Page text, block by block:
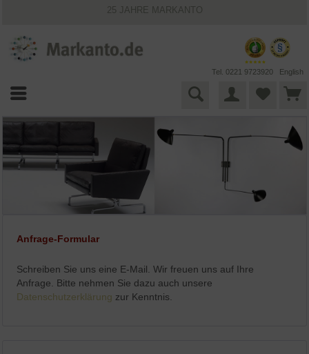
25 JAHRE MARKANTO
VIELFÄLTIGE ZAHLUNGSMÖGLICHKEITEN
BESTPRICE-GARANTIE
Tel. 0221 9723920 English
Anfrage-Formular
Schreiben Sie uns eine E-Mail. Wir freuen uns auf Ihre
Anfrage. Bitte nehmen Sie dazu auch unsere
Datenschutzerklärung zur Kenntnis.